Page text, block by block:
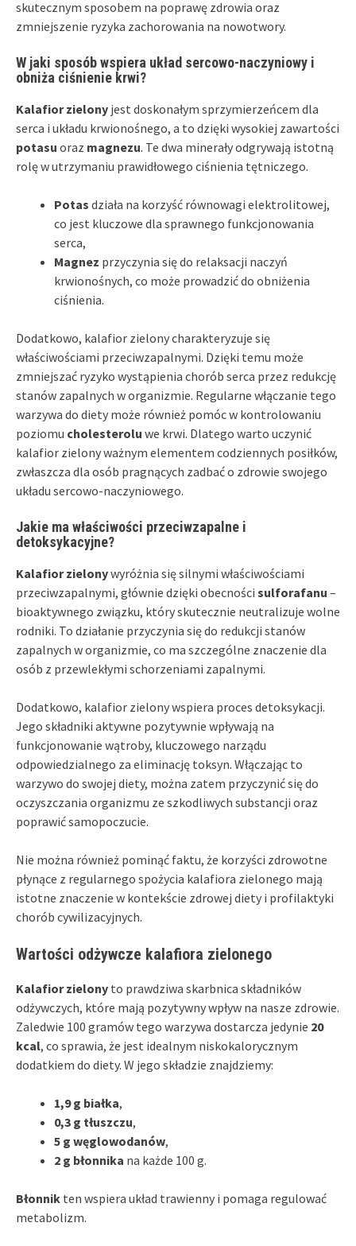
skutecznym sposobem na poprawę zdrowia oraz
zmniejszenie ryzyka zachorowania na nowotwory.
W jaki sposób wspiera układ sercowo-naczyniowy i
obniża ciśnienie krwi?
Kalafior zielony jest doskonałym sprzymierzeńcem dla
serca i układu krwionośnego, a to dzięki wysokiej zawartości
potasu oraz magnezu. Te dwa minerały odgrywają istotną
rolę w utrzymaniu prawidłowego ciśnienia tętniczego.
Potas działa na korzyść równowagi elektrolitowej,
co jest kluczowe dla sprawnego funkcjonowania
serca,
Magnez przyczynia się do relaksacji naczyń
krwionośnych, co może prowadzić do obniżenia
ciśnienia.
Dodatkowo, kalafior zielony charakteryzuje się
właściwościami przeciwzapalnymi. Dzięki temu może
zmniejszać ryzyko wystąpienia chorób serca przez redukcję
stanów zapalnych w organizmie. Regularne włączanie tego
warzywa do diety może również pomóc w kontrolowaniu
poziomu cholesterolu we krwi. Dlatego warto uczynić
kalafior zielony ważnym elementem codziennych posiłków,
zwłaszcza dla osób pragnących zadbać o zdrowie swojego
układu sercowo-naczyniowego.
Jakie ma właściwości przeciwzapalne i
detoksykacyjne?
Kalafior zielonywyróżnia się silnymi właściwościami
przeciwzapalnymi, głównie dzięki obecności sulforafanu –
bioaktywnego związku, który skutecznie neutralizuje wolne
rodniki. To działanie przyczynia się do redukcji stanów
zapalnych w organizmie, co ma szczególne znaczenie dla
osób z przewlekłymi schorzeniami zapalnymi.
Dodatkowo, kalafior zielony wspiera proces detoksykacji.
Jego składniki aktywne pozytywnie wpływają na
funkcjonowanie wątroby, kluczowego narządu
odpowiedzialnego za eliminację toksyn. Włączając to
warzywo do swojej diety, można zatem przyczynić się do
oczyszczania organizmu ze szkodliwych substancji oraz
poprawić samopoczucie.
Nie można również pominąć faktu, że korzyści zdrowotne
płynące z regularnego spożycia kalafiora zielonego mają
istotne znaczenie w kontekście zdrowej diety i profilaktyki
chorób cywilizacyjnych.
Wartości odżywcze kalafiora zielonego
Kalafior zielony to prawdziwa skarbnica składników
odżywczych, które mają pozytywny wpływ na nasze zdrowie.
Zaledwie 100 gramów tego warzywa dostarcza jedynie 20
kcal, co sprawia, że jest idealnym niskokalorycznym
dodatkiem do diety. W jego składzie znajdziemy:
1,9 g białka,
0,3 g tłuszczu,
5 g węglowodanów,
2 g błonnika na każde 100 g.
Błonnik ten wspiera układ trawienny i pomaga regulować
metabolizm.